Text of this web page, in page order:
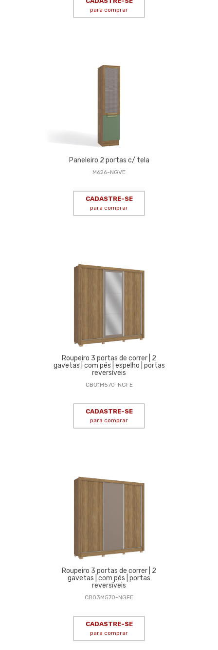
para comprar
Paneleiro 2 portas c/ tela
M626-NGVE
CADASTRE-SE
para comprar
Roupeiro 3 portas de correr | 2
gavetas | com pés | espelho | portas
reversíveis
CB01M570-NGFE
CADASTRE-SE
para comprar
Roupeiro 3 portas de correr | 2
gavetas | com pés | portas
reversíveis
CB03M570-NGFE
CADASTRE-SE
para comprar